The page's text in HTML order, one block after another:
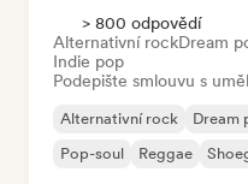
> 800 odpovědí
Alternativní rockDream
Indie pop
Podepište smlouvu s
Alternativní rock Dream
Pop-soul
Reggae